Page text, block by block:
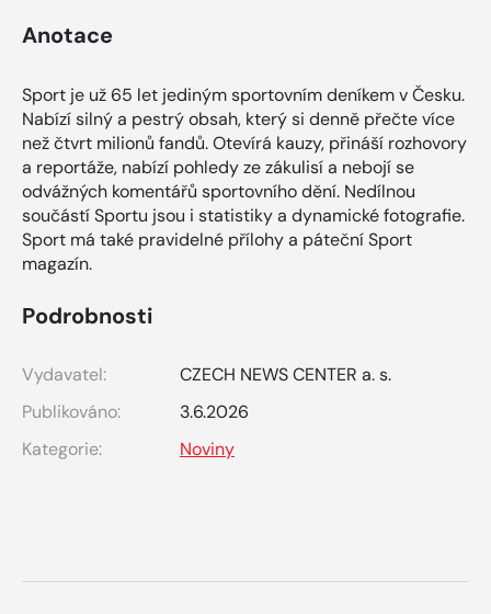
Anotace
Sport je už 65 let jediným sportovním deníkem v Česku.
Nabízí silný a pestrý obsah, který si denně přečte více
než čtvrt milionů fandů. Otevírá kauzy, přináší rozhovory
a reportáže, nabízí pohledy ze zákulisí a nebojí se
odvážných komentářů sportovního dění. Nedílnou
součástí Sportu jsou i statistiky a dynamické fotografie.
Sport má také pravidelné přílohy a páteční Sport
magazín.
Podrobnosti
Vydavatel:
CZECH NEWS CENTER a. s.
Publikováno:
3.6.2026
Kategorie:
Noviny